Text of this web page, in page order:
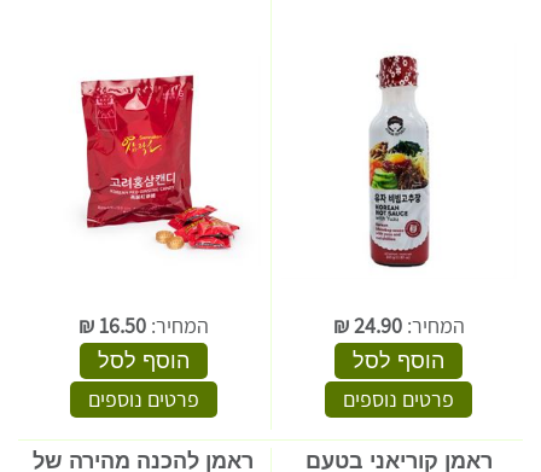
המחיר:24.90
₪
הוסף לסל
פרטים נוספים
המחיר:16.50
₪
הוסף לסל
פרטים נוספים
ראמן קוריאני בטעם
ראמן להכנה מהירה של